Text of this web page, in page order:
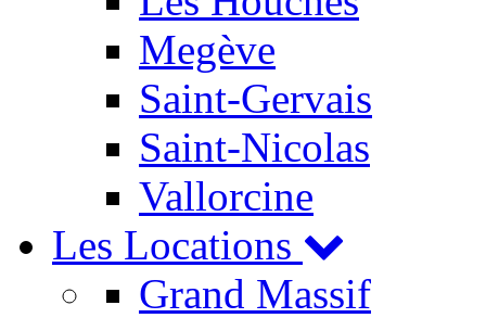
Megève
Saint-Gervais
Saint-Nicolas
Vallorcine
Les Locations
Grand Massif